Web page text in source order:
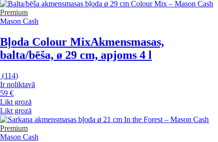
Premium
Mason Cash
Bļoda Colour MixAkmensmasas,
balta/bēša, ø 29 cm, apjoms 4 l
(114)
Ir noliktavā
59 €
Likt grozā
Likt grozā
Premium
Mason Cash